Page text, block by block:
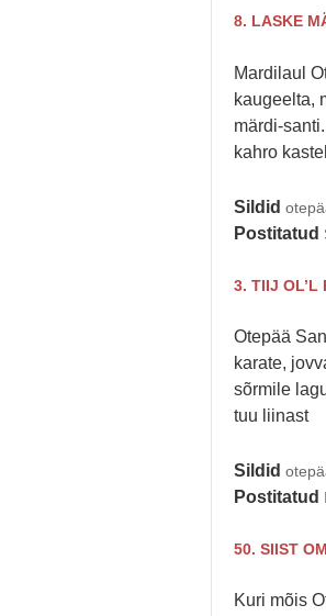
8. LASKE
Mardilaul
kaugeelta,
märdi-
kahro
Sildid
Postitatud
3. TIIJ OL’L
Otepää
karate,
sõrmile
tuu liinast
Sildid
Postitatud
50. SIIST
Kuri mõis